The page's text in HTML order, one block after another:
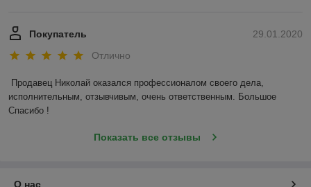
29.01.2020
Покупатель
Отлично
Продавец Николай оказался профессионалом своего дела,
исполнительным, отзывчивым, очень ответственным. Большое
Спасибо !
Показать все отзывы
О нас